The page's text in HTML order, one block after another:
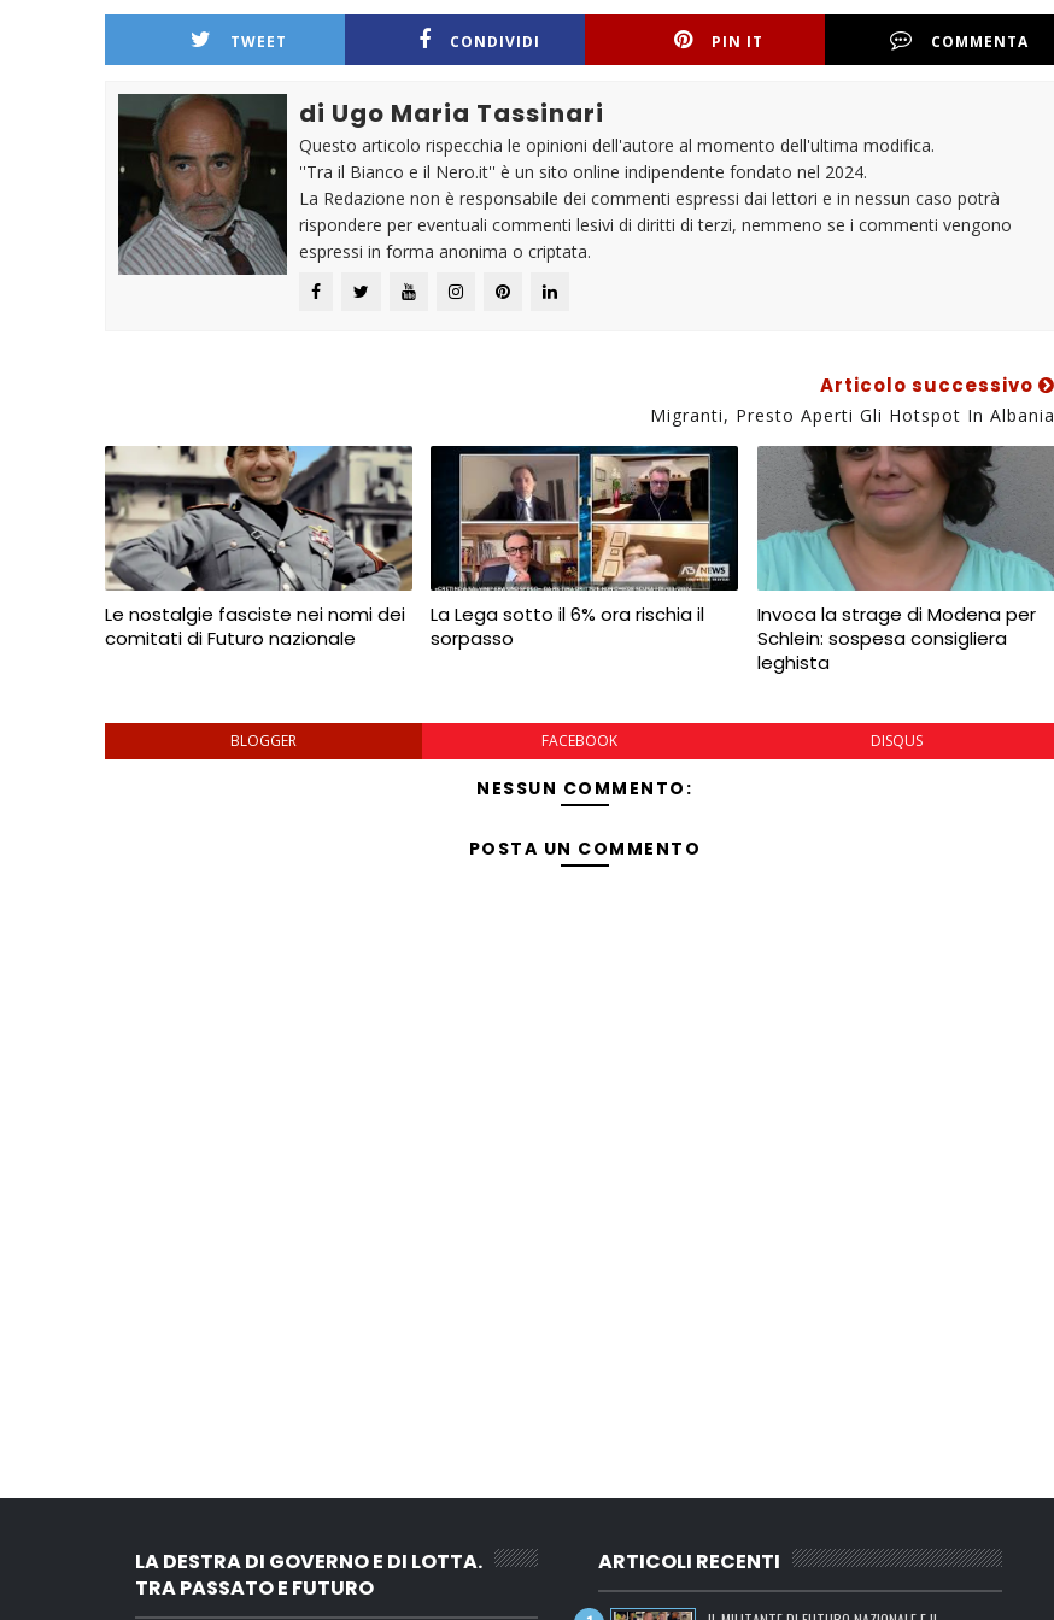
TWEET CONDIVIDI PIN IT COMMENTA
di Ugo Maria Tassinari
Questo articolo rispecchia le opinioni dell'autore al momento dell'ultima modifica.
''Tra il Bianco e il Nero.it'' è un sito online indipendente fondato nel 2024.
La Redazione non è responsabile dei commenti espressi dai lettori e in nessun caso potrà
rispondere per eventuali commenti lesivi di diritti di terzi, nemmeno se i commenti vengono
espressi in forma anonima o criptata.
Articolo successivo
Migranti, Presto Aperti Gli Hotspot In Albania
Le nostalgie fasciste nei nomi dei
comitati di Futuro nazionale
La Lega sotto il 6% ora rischia il
sorpasso
Invoca la strage di Modena per
Schlein: sospesa consigliera
leghista
BLOGGER FACEBOOK DISQUS
NESSUN COMMENTO:
POSTA UN COMMENTO
LA DESTRA DI GOVERNO E DI LOTTA.
TRA PASSATO E FUTURO
ARTICOLI RECENTI